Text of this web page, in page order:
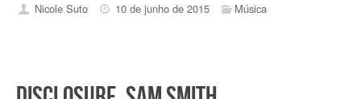
Nicole Suto 10 de junho de 2015 Música